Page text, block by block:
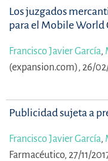
Los juzgados
para el Mobile World
Francisco Javier García,
(expansion.com), 26/
Publicidad sujeta a
Francisco Javier García,
Farmacéutico, 27/11/